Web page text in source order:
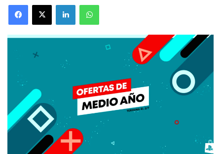
Facebook
X LinkedInWhatsApp